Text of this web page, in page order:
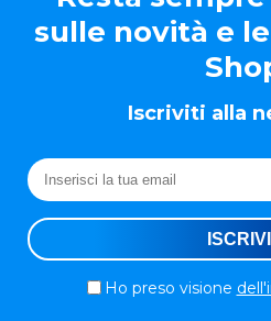
sulle novità e
Iscriviti alla
Ho preso visione